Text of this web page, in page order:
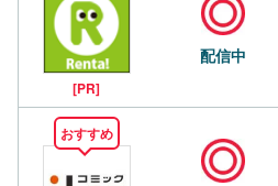
[PR]
配信中
おすすめ